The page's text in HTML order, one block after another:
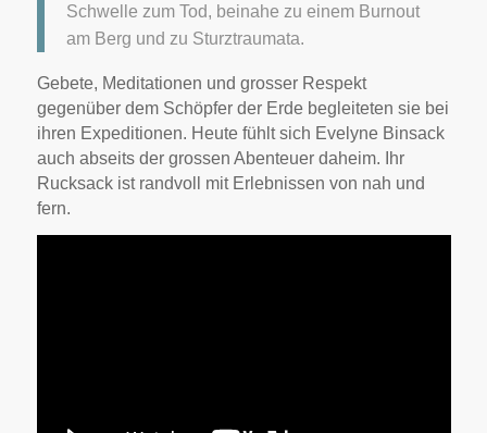
Schwelle zum Tod, beinahe zu einem Burnout
am Berg und zu Sturztraumata.
Gebete, Meditationen und grosser Respekt
gegenüber dem Schöpfer der Erde begleiteten sie bei
ihren Expeditionen. Heute fühlt sich Evelyne Binsack
auch abseits der grossen Abenteuer daheim. Ihr
Rucksack ist randvoll mit Erlebnissen von nah und
fern.